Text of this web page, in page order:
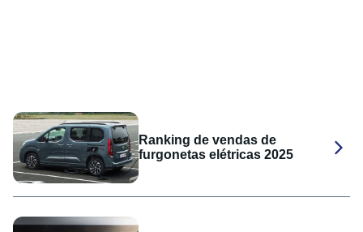
Ranking de vendas de
furgonetas elétricas 2025